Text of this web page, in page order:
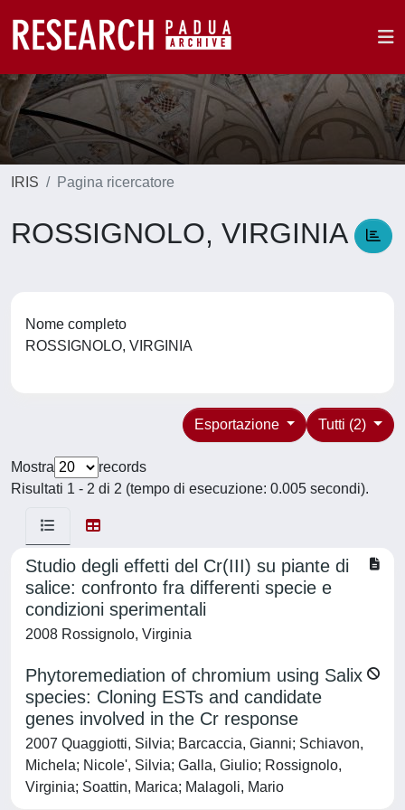
IRIS Pagina ricercatore
ROSSIGNOLO, VIRGINIA
Nome completo
ROSSIGNOLO, VIRGINIA
Tutti (2)
Esportazione
Mostra
records
Risultati 1 - 2 di 2 (tempo di esecuzione: 0.005 secondi).
Studio degli effetti del Cr(III) su piante di
salice: confronto fra differenti specie e
condizioni sperimentali
2008 Rossignolo, Virginia
Phytoremediation of chromium using Salix
species: Cloning ESTs and candidate
genes involved in the Cr response
2007 Quaggiotti, Silvia; Barcaccia, Gianni; Schiavon,
Michela; Nicole', Silvia; Galla, Giulio; Rossignolo,
Virginia; Soattin, Marica; Malagoli, Mario